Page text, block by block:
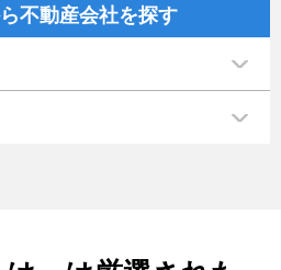
不動産会社を探す